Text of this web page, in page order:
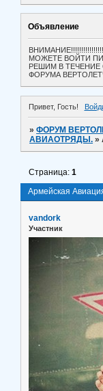
Объявление
МОЖЕТЕ ВОЙТИ
РЕШИМ В
ФОРУМА
Привет, Гость!
»ФОРУМ
АВИАОТРЯДЫ. »
Армейская
Страница:1
vandork
Участник